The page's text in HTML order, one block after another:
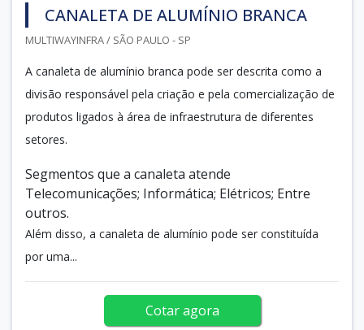
CANALETA DE ALUMÍNIO BRANCA
MULTIWAYINFRA / SÃO PAULO - SP
A canaleta de alumínio branca pode ser descrita como a
divisão responsável pela criação e pela comercialização de
produtos ligados à área de infraestrutura de diferentes
setores.
Segmentos que a canaleta atende
Telecomunicações; Informática; Elétricos; Entre
outros.
Além disso, a canaleta de alumínio pode ser constituída
por uma...
Cotar agora